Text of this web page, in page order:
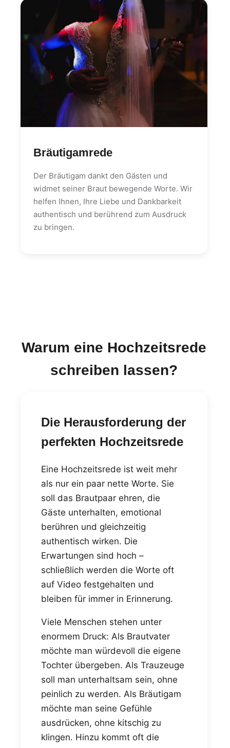
Bräutigamrede
Der Bräutigam dankt den Gästen und
widmet seiner Braut bewegende Worte. Wir
helfen Ihnen, Ihre Liebe und Dankbarkeit
authentisch und berührend zum Ausdruck
zu bringen.
Warum eine Hochzeitsrede
schreiben lassen?
Die Herausforderung der
perfekten Hochzeitsrede
Eine Hochzeitsrede ist weit mehr
als nur ein paar nette Worte. Sie
soll das Brautpaar ehren, die
Gäste unterhalten, emotional
berühren und gleichzeitig
authentisch wirken. Die
Erwartungen sind hoch –
schließlich werden die Worte oft
auf Video festgehalten und
bleiben für immer in Erinnerung.
Viele Menschen stehen unter
enormem Druck: Als Brautvater
möchte man würdevoll die eigene
Tochter übergeben. Als Trauzeuge
soll man unterhaltsam sein, ohne
peinlich zu werden. Als Bräutigam
möchte man seine Gefühle
ausdrücken, ohne kitschig zu
klingen. Hinzu kommt oft die